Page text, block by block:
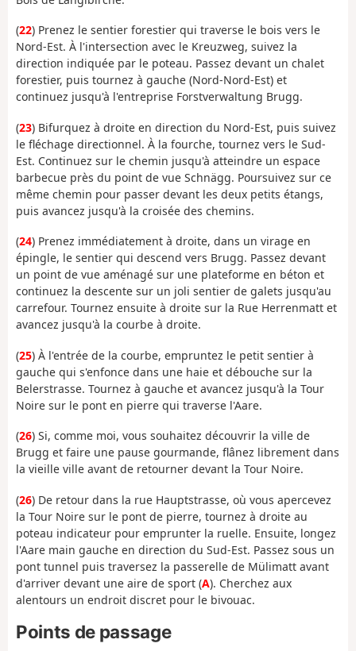
(22) Prenez le sentier forestier qui traverse le bois vers le
Nord-Est. À l'intersection avec le Kreuzweg, suivez la
direction indiquée par le poteau. Passez devant un chalet
forestier, puis tournez à gauche (Nord-Nord-Est) et
continuez jusqu'à l'entreprise Forstverwaltung Brugg.
(23) Bifurquez à droite en direction du Nord-Est, puis suivez
le fléchage directionnel. À la fourche, tournez vers le Sud-
Est. Continuez sur le chemin jusqu'à atteindre un espace
barbecue près du point de vue Schnägg. Poursuivez sur ce
même chemin pour passer devant les deux petits étangs,
puis avancez jusqu'à la croisée des chemins.
(24) Prenez immédiatement à droite, dans un virage en
épingle, le sentier qui descend vers Brugg. Passez devant
un point de vue aménagé sur une plateforme en béton et
continuez la descente sur un joli sentier de galets jusqu'au
carrefour. Tournez ensuite à droite sur la Rue Herrenmatt et
avancez jusqu'à la courbe à droite.
(25) À l'entrée de la courbe, empruntez le petit sentier à
gauche qui s'enfonce dans une haie et débouche sur la
Belerstrasse. Tournez à gauche et avancez jusqu'à la Tour
Noire sur le pont en pierre qui traverse l'Aare.
(26) Si, comme moi, vous souhaitez découvrir la ville de
Brugg et faire une pause gourmande, flânez librement dans
la vieille ville avant de retourner devant la Tour Noire.
(26) De retour dans la rue Hauptstrasse, où vous apercevez
la Tour Noire sur le pont de pierre, tournez à droite au
poteau indicateur pour emprunter la ruelle. Ensuite, longez
l'Aare main gauche en direction du Sud-Est. Passez sous un
pont tunnel puis traversez la passerelle de Mülimatt avant
d'arriver devant une aire de sport (A). Cherchez aux
alentours un endroit discret pour le bivouac.
Points de passage